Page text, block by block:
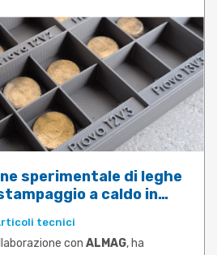
sperimentale di leghe
a caldo in
tecnici
con ALMAG, ha